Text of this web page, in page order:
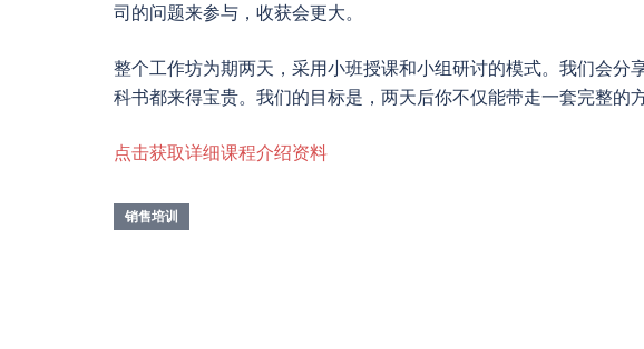
司的问题来参与，收获会更大。
整个工作坊为期两天，采用小班授课和小组研讨的模式。我们会
科书都来得宝贵。我们的目标是，两天后你不仅能带走一套完整的
点击获取详细课程介绍资料
销售培训